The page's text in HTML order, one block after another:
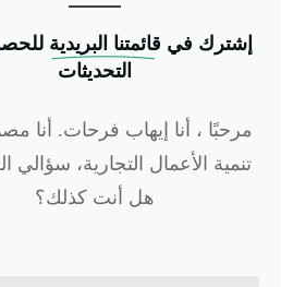
إشترك في قائمتنا البريدية
التحديثات
مرحبًا ، أنا إيهاب فرحات. أنا
تنمية الأعمال التجارية، سؤالي
هل أنت كذلك؟